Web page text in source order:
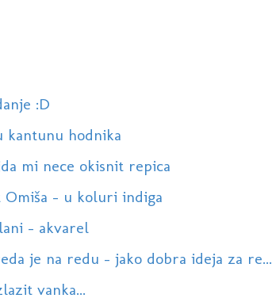
:D
kantunu hodnika
mi nece okisnit repica
Omiša - u koluri indiga
- akvarel
je na redu - jako dobra ideja za re...
vanka...